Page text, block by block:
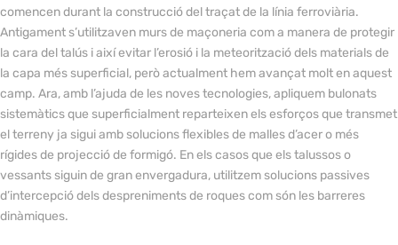
comencen durant la construcció del traçat de la línia ferroviària.
Antigament s’utilitzaven murs de maçoneria com a manera de protegir
la cara del talús i així evitar l’erosió i la meteorització dels materials de
la capa més superficial, però actualment hem avançat molt en aquest
camp. Ara, amb l’ajuda de les noves tecnologies, apliquem bulonats
sistemàtics que superficialment reparteixen els esforços que transmet
el terreny ja sigui amb solucions flexibles de malles d’acer o més
rígides de projecció de formigó. En els casos que els talussos o
vessants siguin de gran envergadura, utilitzem solucions passives
d’intercepció dels despreniments de roques com són les barreres
dinàmiques.